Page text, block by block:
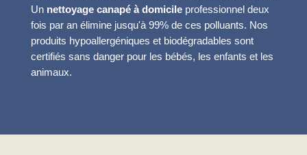
Un nettoyage canapé à domicileprofessionnel deux
fois par an élimine jusqu'à 99% de ces polluants. Nos
produits hypoallergéniques et biodégradables sont
certifiés sans danger pour les bébés, les enfants et les
animaux.